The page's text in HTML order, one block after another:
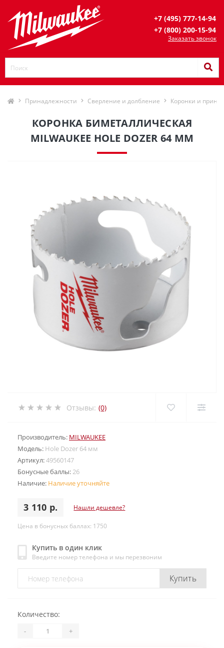
+7 (495) 777-14-94
+7 (800) 200-15-94
Заказать звонок
Принадлежности Сверление и долбление Коронки и
КОРОНКА БИМЕТАЛЛИЧЕСКАЯ
MILWAUKEE HOLE DOZER 64 ММ
Отзывы: (0)
Производитель: MILWAUKEE
Модель: Hole Dozer 64 мм
Артикул:49560147
Бонусные баллы:26
Наличие: Наличие уточняйте
3 110 р. Нашли дешевле?
Цена в бонусных баллах: 1750
Купить в один клик
Введите номер телефона и мы перезвоним
Купить
Количество:
- +